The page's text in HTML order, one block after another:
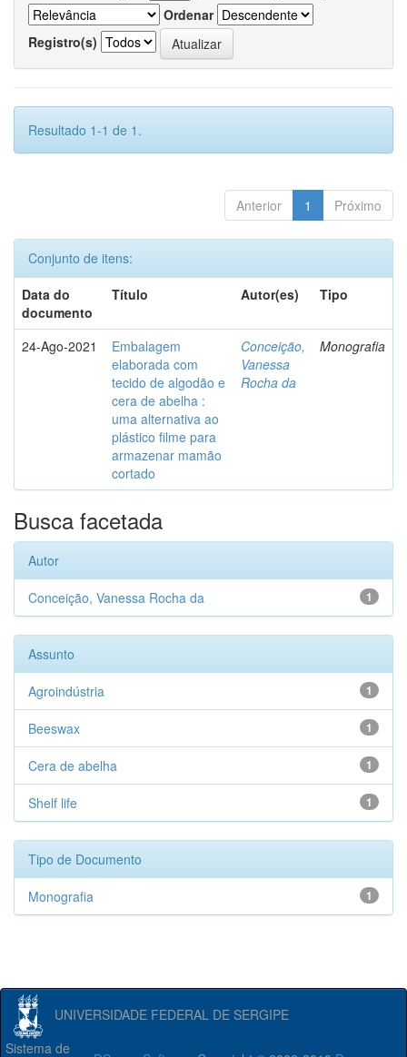
Ordenar
Registro(s)
Resultado 1-1 de 1.
Anterior 1 Próximo
Conjunto de itens:
Data do
documento
Título Autor(es) Tipo
24-Ago-2021
Embalagem
elaborada com
tecido de algodão e
cera de abelha :
uma alternativa ao
plástico filme para
armazenar mamão
cortado
Conceição,
Vanessa
Rocha da
Monografia
Busca facetada
Autor
1
Conceição, Vanessa Rocha da
Assunto
1
Agroindústria
1
Beeswax
1
Cera de abelha
1
Shelf life
Tipo de Documento
1
Monografia
UNIVERSIDADE FEDERAL DE SERGIPE
Sistema de